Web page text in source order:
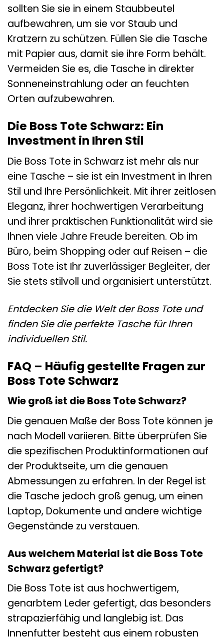
sollten Sie sie in einem Staubbeutel
aufbewahren, um sie vor Staub und
Kratzern zu schützen. Füllen Sie die Tasche
mit Papier aus, damit sie ihre Form behält.
Vermeiden Sie es, die Tasche in direkter
Sonneneinstrahlung oder an feuchten
Orten aufzubewahren.
Die Boss Tote Schwarz: Ein
Investment in Ihren Stil
Die Boss Tote in Schwarz ist mehr als nur
eine Tasche – sie ist ein Investment in Ihren
Stil und Ihre Persönlichkeit. Mit ihrer zeitlosen
Eleganz, ihrer hochwertigen Verarbeitung
und ihrer praktischen Funktionalität wird sie
Ihnen viele Jahre Freude bereiten. Ob im
Büro, beim Shopping oder auf Reisen – die
Boss Tote ist Ihr zuverlässiger Begleiter, der
Sie stets stilvoll und organisiert unterstützt.
Entdecken Sie die Welt der Boss Tote und
finden Sie die perfekte Tasche für Ihren
individuellen Stil.
FAQ – Häufig gestellte Fragen zur
Boss Tote Schwarz
Wie groß ist die Boss Tote Schwarz?
Die genauen Maße der Boss Tote können je
nach Modell variieren. Bitte überprüfen Sie
die spezifischen Produktinformationen auf
der Produktseite, um die genauen
Abmessungen zu erfahren. In der Regel ist
die Tasche jedoch groß genug, um einen
Laptop, Dokumente und andere wichtige
Gegenstände zu verstauen.
Aus welchem Material ist die Boss Tote
Schwarz gefertigt?
Die Boss Tote ist aus hochwertigem,
genarbtem Leder gefertigt, das besonders
strapazierfähig und langlebig ist. Das
Innenfutter besteht aus einem robusten